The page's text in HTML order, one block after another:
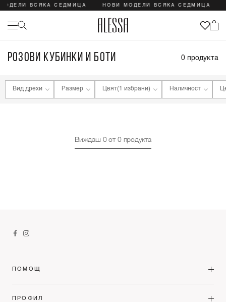
ВСЯКА СЕДМИЦА НОВИ МОДЕЛИ ВСЯКА СЕДМИЦА
РОЗОВИ КУБИНКИ И БОТИ 0продукта
Вид дрехи Размер Цвят(1 избрани) Наличност
Виждаш 0от 0продукта
ПОМОЩ
ПРОФИЛ